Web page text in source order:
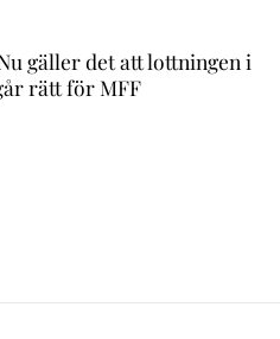
gäller det att lottningen i
rätt för MFF